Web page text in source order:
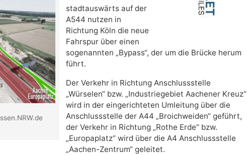
stadtauswärts auf der
A544 nutzen in
Richtung Köln die neue
Fahrspur über einen
sogenannten „Bypass“, der um die Brücke herum
führt.
Der Verkehr in Richtung Anschlussstelle
„Würselen“ bzw. „Industriegebiet Aachener Kreuz“
wird in der eingerichteten Umleitung über die
Anschlussstelle der A44 „Broichweiden“ geführt,
der Verkehr in Richtung „Rothe Erde“ bzw.
„Europaplatz“ wird über die A4 Anschlussstelle
„Aachen-Zentrum“ geleitet.